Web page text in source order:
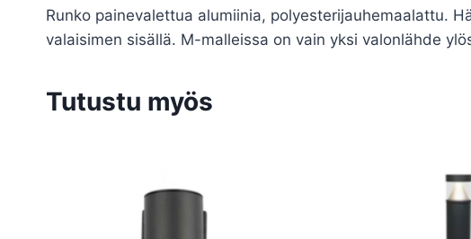
Runko painevalettua alumiinia, polyesterijauhemaalattu.
valaisimen sisällä. M-malleissa on vain yksi valonlähde
Tutustu myös